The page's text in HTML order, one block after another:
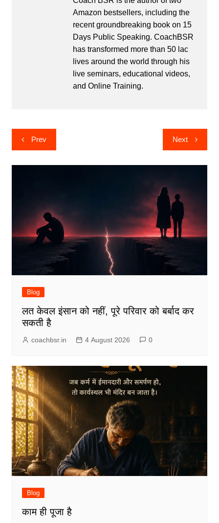
Amazon bestsellers, including the
recent groundbreaking book on 15
Days Public Speaking. CoachBSR
has transformed more than 50 lac
lives around the world through his
live seminars, educational videos,
and Online Training.
Post
navigation
Prev Next
Blog
लत केवल इंसान को नहीं, पूरे परिवार को बर्बाद कर
सकती है
coachbsr.in 4 August 2026 0
Blog
काम ही पूजा है